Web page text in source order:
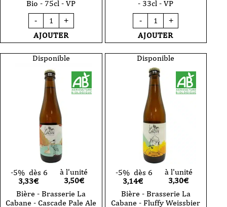
Bio - 75cl - VP
-
quantité
de
Bière
-
La
Cabane
-
Cascade
Pale
Ale
Bio
-
75cl
-
VP
+
AJOUTER
- 33cl - VP
-
quantité
de
Bière
-
La
Cabane
-
La
Selva
IPA
Bio
-
33cl
-
VP
+
AJOUTER
Disponible
-5% dès 6
3,33€
à l'unité
3,50€
Bière - Brasserie La
Cabane - Cascade Pale Ale
Disponible
-5% dès 6
3,14€
à l'unité
3,30€
Bière - Brasserie La
Cabane - Fluffy Weissbier